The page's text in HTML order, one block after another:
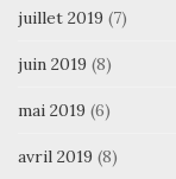
juillet 2019 (7)
juin 2019 (8)
mai 2019 (6)
avril 2019 (8)